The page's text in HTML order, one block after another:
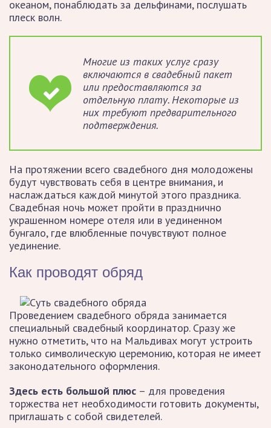
океаном, понаблюдать за дельфинами, послушать
плеск волн.
Многие из таких услуг сразу
включаются в свадебный пакет
или предоставляются за
отдельную плату. Некоторые из
них требуют предварительного
подтверждения.
На протяжении всего свадебного дня молодожены
будут чувствовать себя в центре внимания, и
наслаждаться каждой минутой этого праздника.
Свадебная ночь может пройти в празднично
украшенном номере отеля или в уединенном
бунгало, где влюбленные почувствуют полное
уединение.
Как проводят обряд
Проведением свадебного обряда занимается
специальный свадебный координатор. Сразу же
нужно отметить, что на Мальдивах могут устроить
только символическую церемонию, которая не имеет
законодательного оформления.
Здесь есть большой плюс – для проведения
торжества нет необходимости готовить документы,
приглашать с собой свидетелей.